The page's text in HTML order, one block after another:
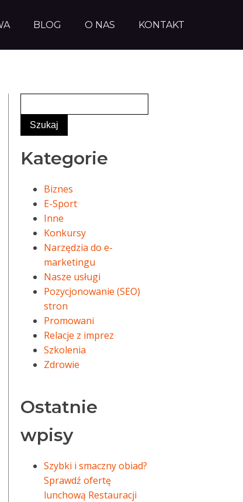
BLOG O NAS KONTAKT
Kategorie
Biznes
E-Sport
Inne
Konkursy
Narzędzia do e-
marketingu
Nasze usługi
Pozycjonowanie (SEO)
stron
Promowani
Relacje z imprez
Szkolenia
Zdrowie
Ostatnie
wpisy
Szybki i smaczny obiad?
Sprawdź ofertę
lunchową Restauracji